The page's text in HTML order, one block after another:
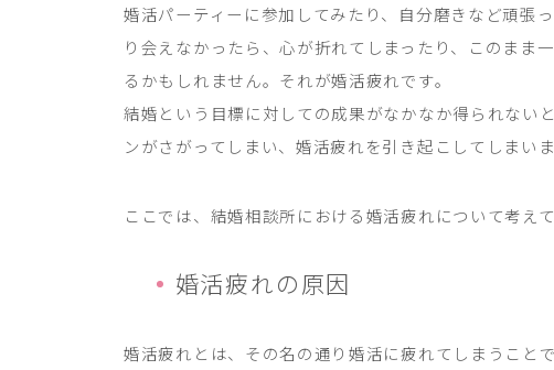
婚活パーティーに参加してみたり、自分磨きなど頑張
り会えなかったら、心が折れてしまったり、このまま
るかもしれません。それが婚活疲れです。
結婚という目標に対しての成果がなかなか得られない
ンがさがってしまい、婚活疲れを引き起こしてしまいま
ここでは、結婚相談所における婚活疲れについて考え
婚活疲れの原因
婚活疲れとは、その名の通り婚活に疲れてしまうこと